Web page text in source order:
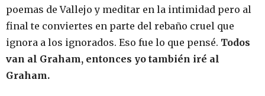
poemas de Vallejo y meditar en la intimidad pero al
final te conviertes en parte del rebaño cruel que
ignora a los ignorados. Eso fue lo que pensé. Todos
van al Graham, entonces yo también iré al
Graham.